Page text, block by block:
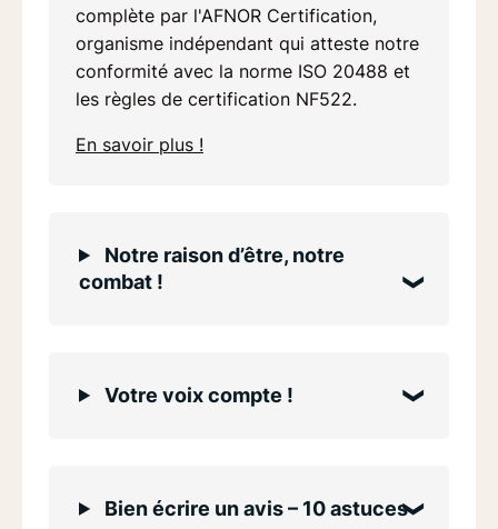
complète par l'AFNOR Certification,
organisme indépendant qui atteste notre
conformité avec la norme ISO 20488 et
les règles de certification NF522.
En savoir plus !
Notre raison d’être, notre
combat !
Votre voix compte !
Bien écrire un avis – 10 astuces